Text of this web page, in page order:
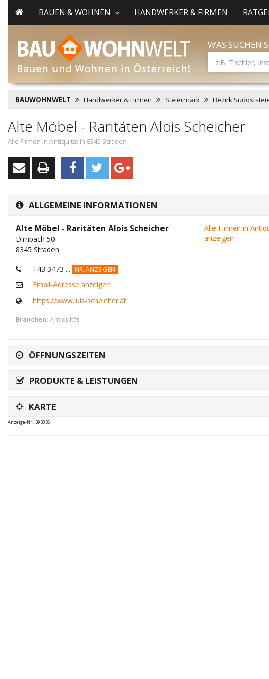
BAUEN & WOHNEN HANDWERKER & FIRMEN
WAS SUCHEN
BAUWOHNWELT Handwerker & Firmen Steiermark Bezirk
Alte Möbel - Raritäten Alois Scheicher
Alle Firmen in Antiquität in 8345 Straden
ALLGEMEINE INFORMATIONEN
Alle Firmen in
anzeigen
Alte Möbel - Raritäten Alois Scheicher
Dirnbach 50
8345 Straden
+43 3473 ... NR. ANZEIGEN
Email-Adresse anzeigen
https://www.luis-scheicher.at
Branchen: Antiquität
ÖFFNUNGSZEITEN
PRODUKTE & LEISTUNGEN
KARTE
Anzeige-Nr.: 393036